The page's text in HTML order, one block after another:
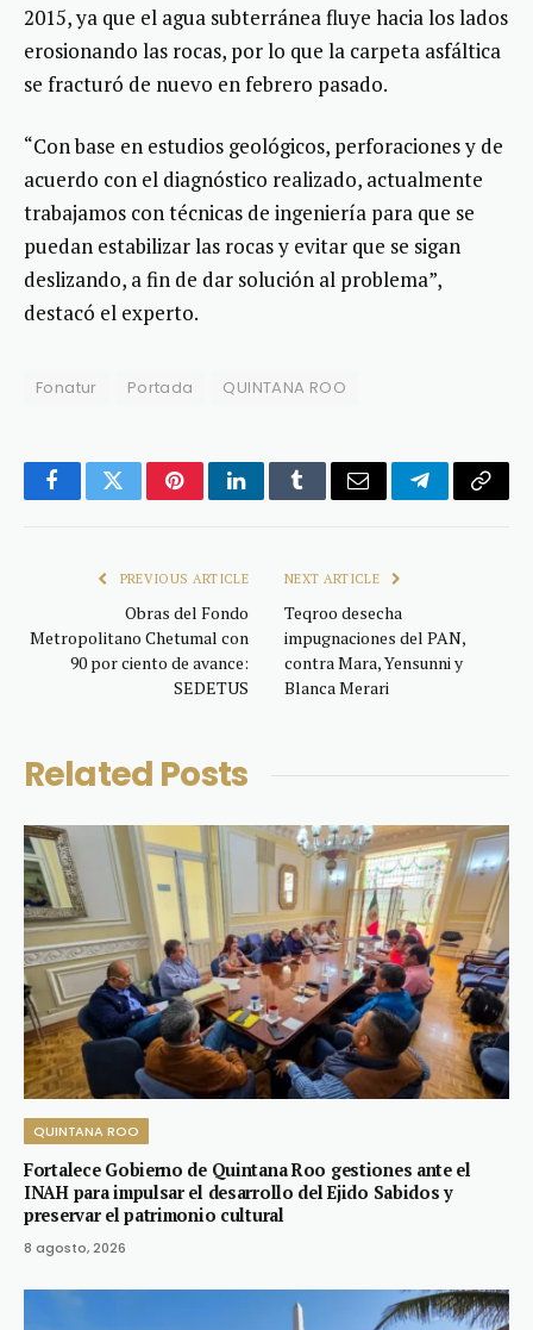
2015, ya que el agua subterránea fluye hacia los lados
erosionando las rocas, por lo que la carpeta asfáltica
se fracturó de nuevo en febrero pasado.
“Con base en estudios geológicos, perforaciones y de
acuerdo con el diagnóstico realizado, actualmente
trabajamos con técnicas de ingeniería para que se
puedan estabilizar las rocas y evitar que se sigan
deslizando, a fin de dar solución al problema”,
destacó el experto.
Fonatur Portada QUINTANA ROO
FacebookTwitterPinterestLinkedInTumblrEmail TelegramCopy
PREVIOUS ARTICLE
Obras del Fondo
Metropolitano Chetumal con
90 por ciento de avance:
SEDETUS
NEXT ARTICLE
Teqroo desecha
impugnaciones del PAN,
contra Mara, Yensunni y
Blanca Merari
Related Posts
QUINTANA ROO
Fortalece Gobierno de Quintana Roo gestiones ante el
INAH para impulsar el desarrollo del Ejido Sabidos y
preservar el patrimonio cultural
8 agosto, 2026